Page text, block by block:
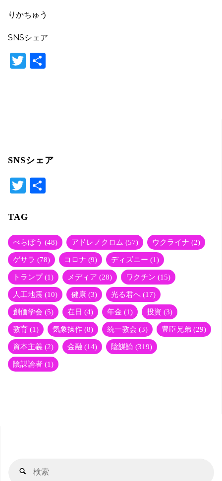
りかちゅう
SNSシェア
T
SNSシェア
T
tte
r
TAG
べらぼう (48) アドレノクロム (57) ウクライナ (2)
ゲサラ (78) コロナ (9) ディズニー (1)
トランプ(1) メディア (28) ワクチン (15)
人工地震 (10) 健康 (3) 光る君へ (17)
創価学会 (5) 在日 (4) 年金 (1) 投資 (3)
教育 (1) 気象操作 (8) 統一教会 (3) 豊臣兄弟 (29)
資本主義 (2) 金融 (14) 陰謀論 (319)
陰謀論者 (1)
検